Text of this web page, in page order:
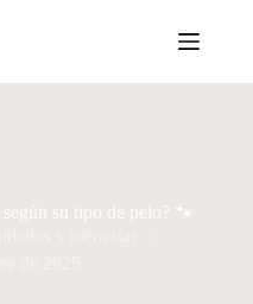
según su tipo de pelo? 🐾